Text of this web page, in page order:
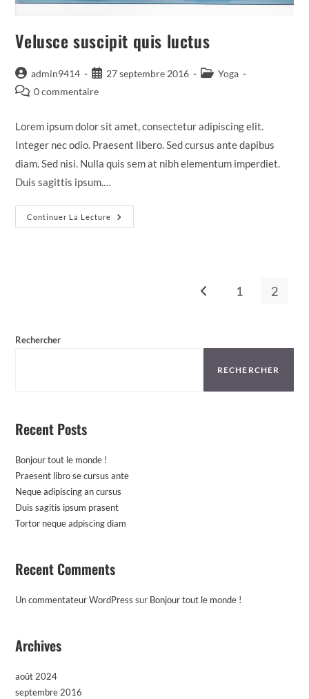
Velusce suscipit quis luctus
Auteur/autrice
de
admin9414
Publication
27 septembre 2016
PostYoga
Commentaires
publication :
0 commentaire
Lorem ipsum dolor sit amet, consectetur adipiscing elit.
Integer nec odio. Praesent libero. Sed cursus ante dapibus
diam. Sed nisi. Nulla quis sem at nibh elementum imperdiet.
Duis sagittis ipsum.…
Continuer La Lecture
Velusce
Suscipit
Go to the previous page
1 2
Rechercher
RECHERCHER
Recent Posts
Bonjour tout le monde !
Praesent libro se cursus ante
Neque adipiscing an cursus
Duis sagitis ipsum prasent
Tortor neque adpiscing diam
Recent Comments
Un commentateur WordPress sur Bonjour tout le monde !
Archives
août 2024
septembre 2016